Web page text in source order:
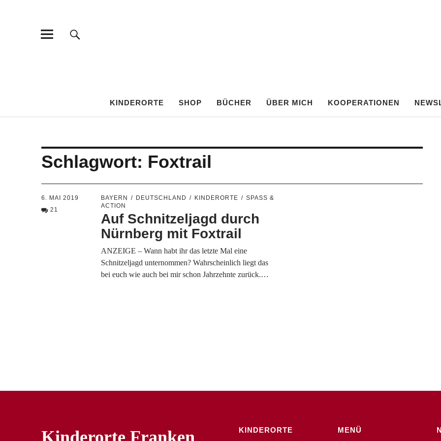
KINDERORTE FRANKEN
KINDERORTE SHOP BÜCHER ÜBER MICH KOOPERATIONEN
Schlagwort: Foxtrail
6. MAI 2019
21
BAYERN DEUTSCHLAND KINDERORTE
SPASS & A
CTION
Auf Schnitzeljagd durch
Nürnberg mit Foxtrail
ANZEIGE – Wann habt ihr das letzte Mal eine
Schnitzeljagd unternommen? Wahrscheinlich liegt das
bei euch wie auch bei mir schon Jahrzehnte zurück.…
Kinderorte Franken KINDERORTE MENÜ